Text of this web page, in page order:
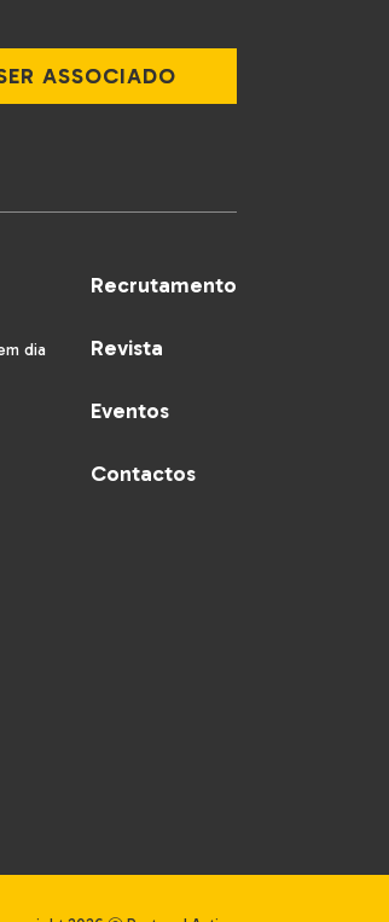
ASSOCIADO
dia
Recrutamento
Revista
Eventos
Contactos